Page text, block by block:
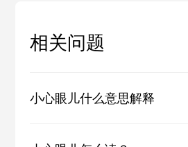
相关问题
小心眼儿什么意思解释